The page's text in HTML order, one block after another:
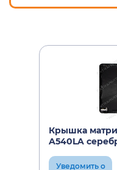
Крышка
A540LA
Уведомить о